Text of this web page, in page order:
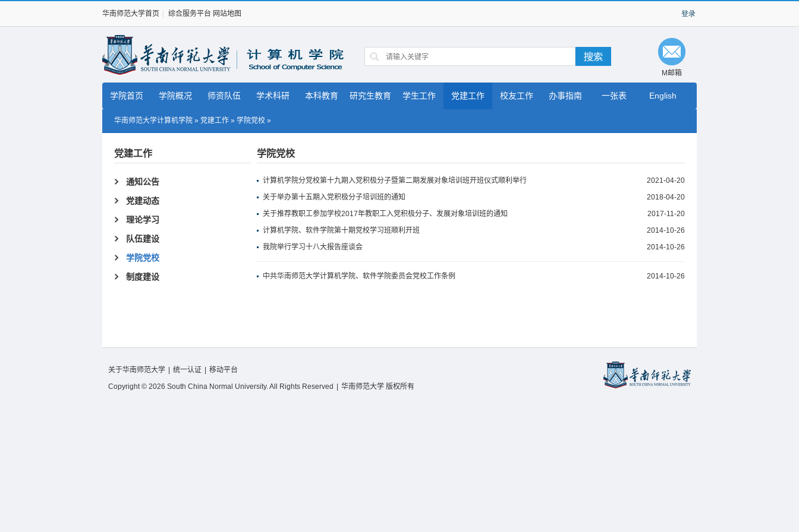
华南师范大学首页 综合服务平台 网站地图
M邮箱
学院首页 学院概况 师资队伍 学术科研 本科教育 研究生教育 学生工作 党建工作 校友工作 办事指南 一张表 English
华南师范大学计算机学院 » 党建工作 » 学院党校 »
党建工作
通知公告
党建动态
理论学习
队伍建设
学院党校
制度建设
学院党校
2021-04-20
计算机学院分党校第十九期入党积极分子暨第二期发展对象培训班开班仪式顺利举行
2018-04-20
关于举办第十五期入党积极分子培训班的通知
2017-11-20
关于推荐教职工参加学校2017年教职工入党积极分子、发展对象培训班的通知
2014-10-26
计算机学院、软件学院第十期党校学习班顺利开班
2014-10-26
我院举行学习十八大报告座谈会
2014-10-26
中共华南师范大学计算机学院、软件学院委员会党校工作条例
关于华南师范大学 统一认证
移动平台
Copyright © 2026 South China Normal University. All Rights Reserved
华南师范大学 版权所有